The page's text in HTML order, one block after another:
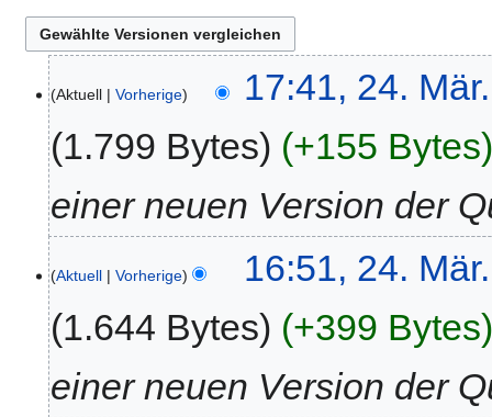
März
2021
Aktuell Vorherige
17:41, 24.
1.799 Bytes
+155 Bytes
einer neuen Version der
Aktuell Vorherige
16:51, 24.
1.644 Bytes
+399 Bytes
einer neuen Version der